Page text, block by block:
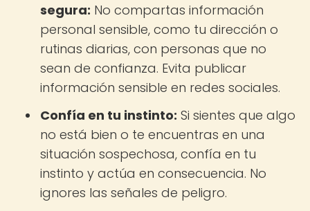
segura: No compartas información
personal sensible, como tu dirección o
rutinas diarias, con personas que no
sean de confianza. Evita publicar
información sensible en redes sociales.
Confía en tu instinto: Si sientes que algo
no está bien o te encuentras en una
situación sospechosa, confía en tu
instinto y actúa en consecuencia. No
ignores las señales de peligro.